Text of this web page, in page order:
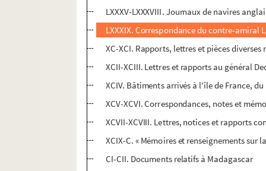
LXXXV-LXXXVIII. Journaux de navires
LXXXIX. Correspondance du contre-amiral
XC-XCI. Rapports, lettres et pièces
XCII-XCIII. Lettres et rapports au général
XCIV. Bâtiments arrivés à l'île de France, du
XCV-XCVI. Correspondances, notes et
XCVII-XCVIII. Lettres, notices et rapports
XCIX-C. « Mémoires et renseignements sur
CI-CII. Documents relatifs à Madagascar